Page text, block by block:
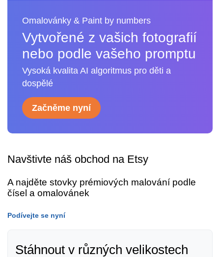
Omalovánky & Paint by numbers
Vytvořené z vašich fotografií
nebo podle vašeho promptu
Vysoká kvalita AI algoritmus pro děti a
dospělé
Začněme nyní
Navštivte náš obchod na Etsy
A najděte stovky prémiových malování podle
čísel a omalovánek
Podívejte se nyní
Stáhnout v různých velikostech